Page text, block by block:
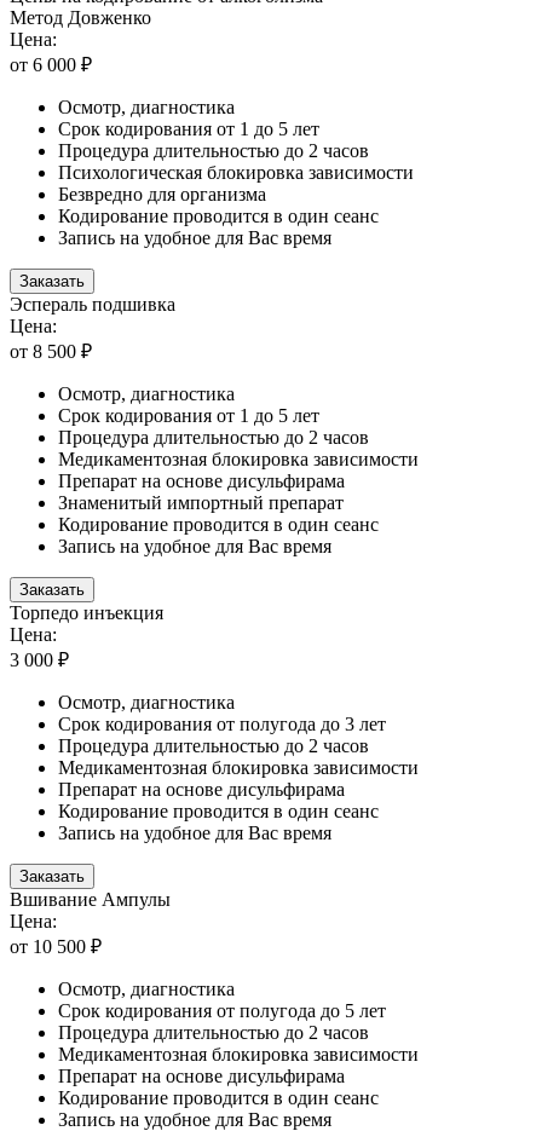
Метод Довженко
Цена:
от 6 000 ₽
Осмотр, диагностика
Срок кодирования от 1 до 5 лет
Процедура длительностью до 2 часов
Психологическая блокировка зависимости
Безвредно для организма
Кодирование проводится в один сеанс
Запись на удобное для Вас время
Заказать
Эспераль подшивка
Цена:
от 8 500 ₽
Осмотр, диагностика
Срок кодирования от 1 до 5 лет
Процедура длительностью до 2 часов
Медикаментозная блокировка зависимости
Препарат на основе дисульфирама
Знаменитый импортный препарат
Кодирование проводится в один сеанс
Запись на удобное для Вас время
Заказать
Торпедо инъекция
Цена:
3 000 ₽
Осмотр, диагностика
Срок кодирования от полугода до 3 лет
Процедура длительностью до 2 часов
Медикаментозная блокировка зависимости
Препарат на основе дисульфирама
Кодирование проводится в один сеанс
Запись на удобное для Вас время
Заказать
Вшивание Ампулы
Цена:
от 10 500 ₽
Осмотр, диагностика
Срок кодирования от полугода до 5 лет
Процедура длительностью до 2 часов
Медикаментозная блокировка зависимости
Препарат на основе дисульфирама
Кодирование проводится в один сеанс
Запись на удобное для Вас время